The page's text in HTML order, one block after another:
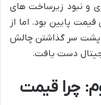
و نبود زیرساخت های
قیمت پایین بود. اما از
پشت سر گذاشتن چالش
دست یافت.
چرا قیمت